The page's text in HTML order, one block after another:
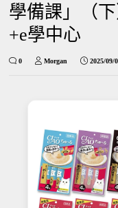
學備課」（
+e學中心
0 Morgan 2025/09/